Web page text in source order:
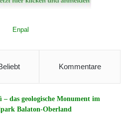
Kommentare
– das geologische Monument im
Balaton-Oberland